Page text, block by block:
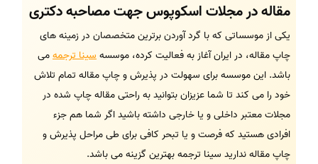
مقاله در مجلات اسکوپوس جهت مصاحبه دکتری
یکی از موسساتی که با گرد آوردن برترین متخصصان در زمینه های
چاپ مقاله، در ایران آغاز به فعالیت کرده، موسسهسینا ترجمهمی
باشد. این موسسه برای سهولت در پذیرش و چاپ مقاله تمام تلاش
خود را می کند تا شما عزیزان بتوانید به راحتی مقاله چاپ شده در
مجلات معتبر داخلی و یا خارجی داشته باشید اگر شما هم جزء
افرادی هستید که فرصت و یا تبحر کافی برای طی مراحل پذیرش و
چاپ مقاله ندارید سینا ترجمه بهترین گزینه می باشد.